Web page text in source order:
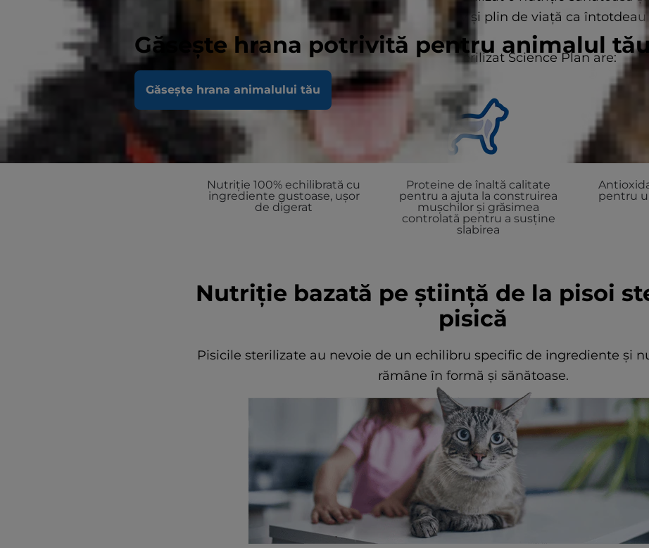
Găsește hrana potrivită pentru animalul
Găsește hrana animalului tău
pentru a-l menține slab, activ și plin de viață ca
Hrana pentru pisoi sterilizat Science Plan are:
Nutriție 100% echilibrată cu
ingrediente gustoase, ușor
de digerat
Proteine ​​de înaltă calitate
pentru a ajuta la construirea
mușchilor și grăsimea
controlată pentru a susține
slabirea
pentru
Nutriție bazată pe știință de la pisoi
pisică
Pisicile sterilizate au nevoie de un echilibru specific de ingrediente și
rămâne în formă și sănătoase.